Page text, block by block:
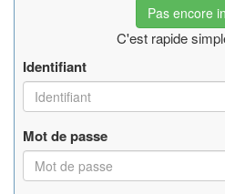
Pas encore
C'est rapide
Identifiant
Mot de passe